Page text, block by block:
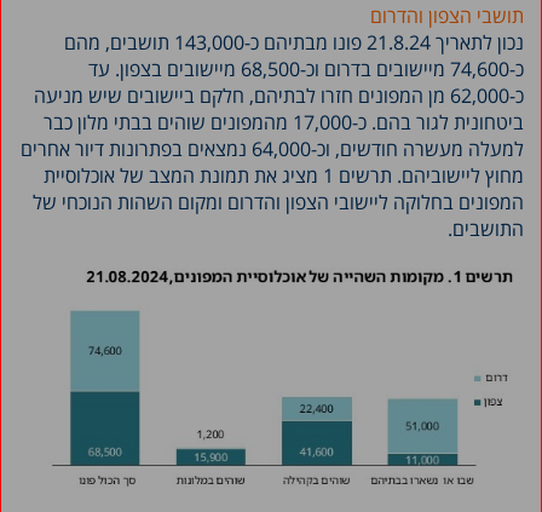
תושבי הצפון והדרום
נכון לתאריך 21.8.24 פונו מבתיהם כ-143,000 תושבים, מהם
כ-74,600 מיישובים בדרום וכ-68,500 מיישובים בצפון. עד
כ-62,000 מן המפונים חזרו לבתיהם, חלקם ביישובים שיש מניעה
ביטחונית לגור בהם. כ-17,000 מהמפונים שוהים בבתי מלון כבר
למעלה מעשרה חודשים, וכ-64,000 נמצאים בפתרונות דיור אחרים
מחוץ ליישוביהם. תרשים 1 מציג את תמונת המצב של אוכלוסיית
המפונים בחלוקה ליישובי הצפון והדרום ומקום השהות הנוכחי של
התושבים.